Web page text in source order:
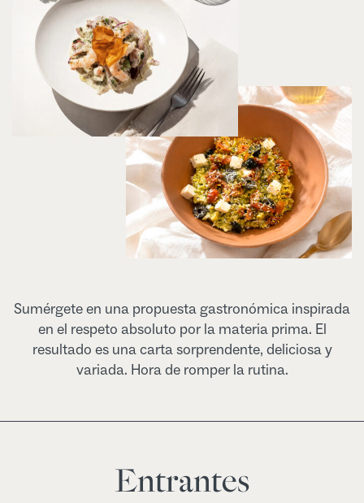
Sumérgete en una propuesta gastronómica inspirada
en el respeto absoluto por la materia prima. El
resultado es una carta sorprendente, deliciosa y
variada. Hora de romper la rutina.
Entrantes